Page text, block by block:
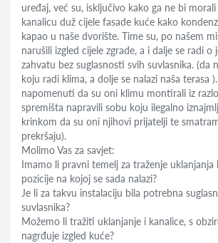
uređaj, već su, isključivo kako ga ne bi
kanalicu duž cijele fasade kuće kako
kapao u naše dvorište. Time su, po našem
narušili izgled cijele zgrade, a i dalje se radi o
zahvatu bez suglasnosti svih suvlasnika. (da
koju radi klima, a dolje se nalazi naša terasa
napomenuti da su oni klimu montirali iz
spremišta napravili sobu koju ilegalno
krinkom da su oni njihovi prijatelji te
prekršaju).
Molimo Vas za savjet:
Imamo li pravni temelj za traženje uklanjanja
pozicije na kojoj se sada nalazi?
Je li za takvu instalaciju bila potrebna
suvlasnika?
Možemo li tražiti uklanjanje i kanalice, s
nagrđuje izgled kuće?